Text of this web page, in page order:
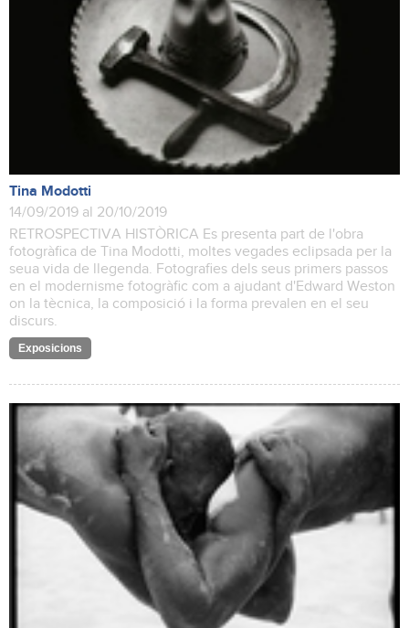
Tina Modotti
14/09/2019 al 20/10/2019
RETROSPECTIVA HISTÒRICA Es presenta part de l'obra
fotogràfica de Tina Modotti, moltes vegades eclipsada per la
seua vida de llegenda. Fotografies dels seus primers passos
en el modernisme fotogràfic com a ajudant d'Edward Weston
on la tècnica, la composició i la forma prevalen en el seu
discurs.
Exposicions